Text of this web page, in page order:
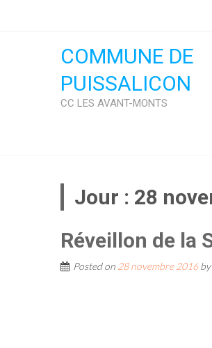
COMMUNE DE
PUISSALICON
CC LES AVANT-MONTS
Jour : 28
Réveillon de la
Posted on 28 novembre 2016by